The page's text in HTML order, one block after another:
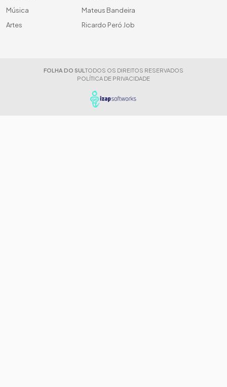
Música
Artes
Mateus Bandeira
Ricardo Peró Job
FOLHA DO SUL TODOS OS DIREITOS RESERVADOS
POLÍTICA DE PRIVACIDADE